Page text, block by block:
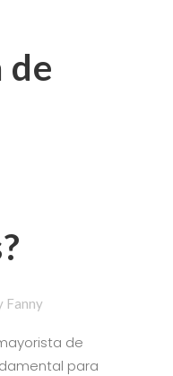
de
Fanny
de
para